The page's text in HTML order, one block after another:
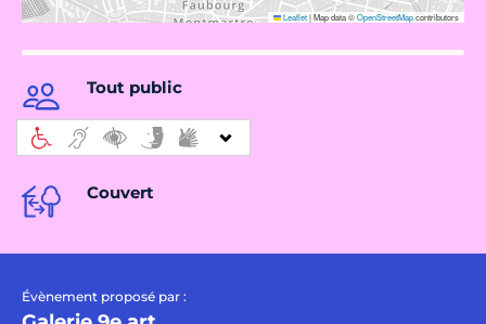
Leaflet|Map data ©OpenStreetMapcontributors
Tout public
Couvert
Évènement proposé par :